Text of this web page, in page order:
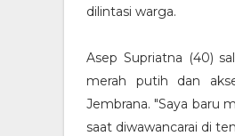
dilintasi warga.
Asep Supriatna (40)
merah putih dan
Jembrana. "Saya baru
saat diwawancarai di